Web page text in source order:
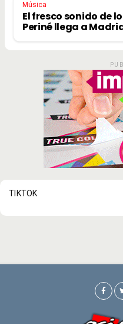
Música
El fresco sonido de
Periné llega a
TIKTOK